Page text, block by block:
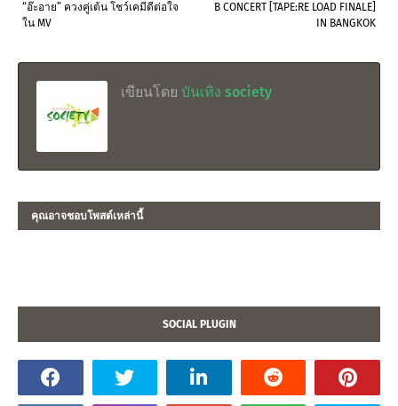
B CONCERT [TAPE:RE LOAD FINALE]
IN BANGKOK
“อ๊ะอาย” ควงคู่เต้น โชว์เคมีดีต่อใจ
ใน MV
เขียนโดย บันเทิง society
คุณอาจชอบโพสต์เหล่านี้
SOCIAL PLUGIN